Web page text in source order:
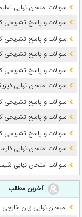
سوالات امتحان نهایی تعلیمات دینی 3 سال
سوالات و پاسخ تشریحی کنکور
سوالات و پاسخ تشریحی کنکور
سوالات و پاسخ تشریحی
سوالات و پاسخ تشریحی کنکور
سوالات امتحان نهایی فیزیک 3 سال دوازدهم (1397 تا
سوالات و پاسخ تشریحی
سوالات و پاسخ تشریحی کنکور
سوالات و پاسخ تشریحی
سوالات امتحان نهایی فارسی 3 سال دوازدهم (1397 تا
سوالات امتحان نهایی شیمی 3 سال دوازدهم (1397 تا
آخرین مطالب
امتحان نهایی زبان خارجی 2 پایه یازدهم تیر و مرداد 1405 + فایل صوتی